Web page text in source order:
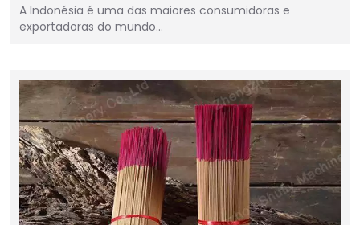
A Indonésia é uma das maiores consumidoras e
exportadoras do mundo…